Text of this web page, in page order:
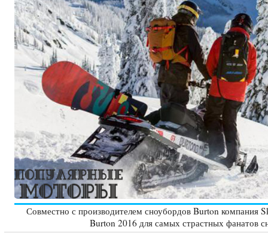
Совместно с производителем сноубордов Burton компания
Burton 2016 для самых страстных фанатов